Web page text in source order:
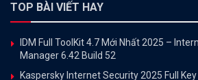
TOP BÀI VIẾT HAY
IDM Full ToolKit 4.7 Mới Nhất 2025 –
Manager 6.42 Build 52
Kaspersky Internet Security 2025 Full